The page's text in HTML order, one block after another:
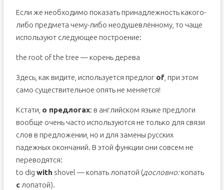
Если же необходимо показать принадлежность какого-
либо предмета чему-либо неодушевлённому, то чаще
используют следующее построение:
the root of the tree — корень дерева
Здесь, как видите, используется предлог of, при этом
само существительное опять не меняется!
Кстати, о предлогах: в английском языке предлоги
вообще очень часто используются не только для связи
слов в предложении, но и для замены русских
падежных окончаний. В этой функции они совсем не
переводятся:
to dig with shovel — копать лопатой (дословно:копать
слопатой).